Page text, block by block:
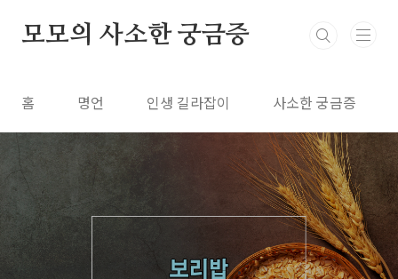
모모의 사소한 궁금증
홈 명언 인생 길라잡이 사소한 궁금증